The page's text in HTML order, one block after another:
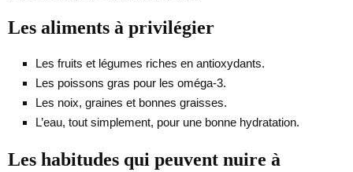
Les aliments à privilégier
Les fruits et légumes riches en antioxydants.
Les poissons gras pour les oméga-3.
Les noix, graines et bonnes graisses.
L’eau, tout simplement, pour une bonne hydratation.
Les habitudes qui peuvent nuire à